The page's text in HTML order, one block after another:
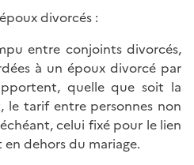
divorcés :
entre conjoints divorcés,
à un époux divorcé par
quelle que soit la
le tarif entre personnes non
celui fixé pour le lien
dehors du mariage.